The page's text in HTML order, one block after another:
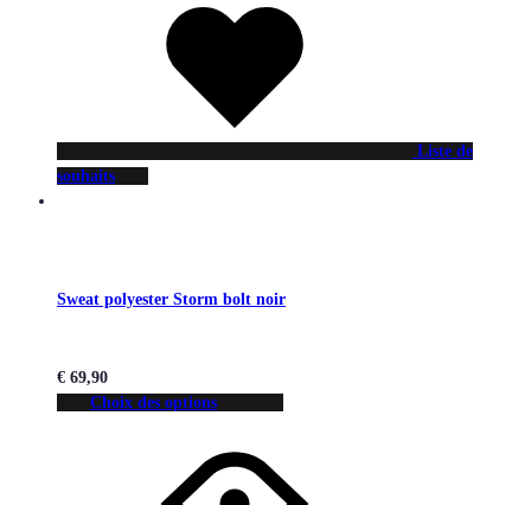
Liste de
souhaits
Sweat polyester Storm bolt noir
€ 69,90
Choix des options